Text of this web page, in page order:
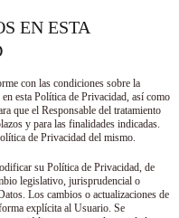
EN ESTA
con las condiciones sobre la
esta Política de Privacidad, así como
que el Responsable del tratamiento
y para las finalidades indicadas.
de Privacidad del mismo.
su Política de Privacidad, de
legislativo, jurisprudencial o
Los cambios o actualizaciones de
explícita al Usuario. Se